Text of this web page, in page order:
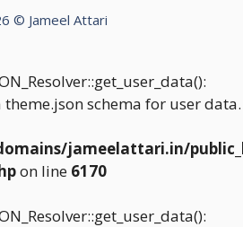
© Jameel Attari
schema for user data.
jameelattari.in/
on line 6170